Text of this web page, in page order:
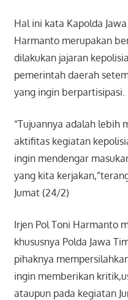
Hal ini kata Kapolda
Harmanto merupakan
dilakukan jajaran
pemerintah daerah
yang ingin berpartisipasi.
“Tujuannya adalah lebih
aktifitas kegiatan
ingin mendengar
yang kita
Jumat (24/2)
Irjen Pol Toni Harmanto
khususnya Polda Jawa
pihaknya
ingin memberikan
ataupun pada kegiatan